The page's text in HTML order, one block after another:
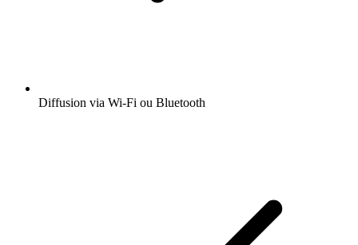
Diffusion via Wi-Fi ou Bluetooth